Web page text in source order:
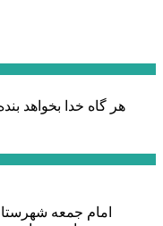
هر گاه خدا بخواهد
امام جمعه